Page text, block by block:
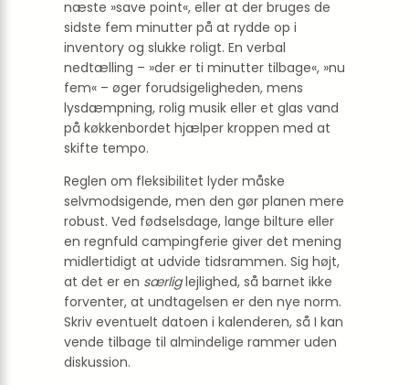
næste »save point«, eller at der bruges de
sidste fem minutter på at rydde op i
inventory og slukke roligt. En verbal
nedtælling – »der er ti minutter tilbage«, »nu
fem« – øger forudsigeligheden, mens
lysdæmpning, rolig musik eller et glas vand
på køkkenbordet hjælper kroppen med at
skifte tempo.
Reglen om fleksibilitet lyder måske
selvmodsigende, men den gør planen mere
robust. Ved fødselsdage, lange bil­ture eller
en regnfuld camp­ing­ferie giver det mening
midlertidigt at udvide tids­rammen. Sig højt,
at det er en særliglejlighed, så barnet ikke
forventer, at undtagelsen er den nye norm.
Skriv eventuelt datoen i kalenderen, så I kan
vende tilbage til almindelige rammer uden
diskussion.